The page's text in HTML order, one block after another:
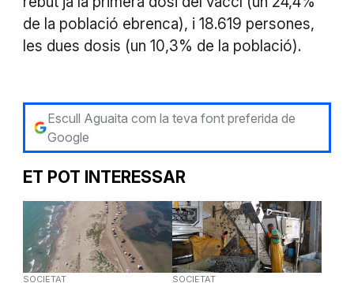
de la població ebrenca), i 18.619 persones,
les dues dosis (un 10,3% de la població).
Escull Aguaita com la teva font preferida de
Google
ET POT INTERESSAR
SOCIETAT SOCIETAT